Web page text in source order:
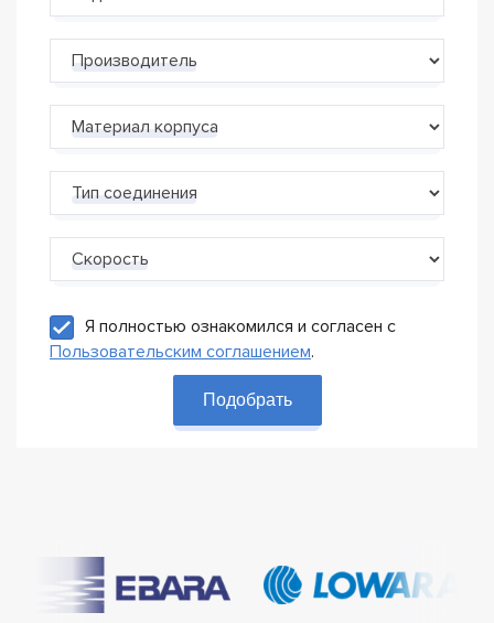
Производитель
Материал корпуса
Тип соединения
Скорость
Я полностью ознакомился и согласен с
Пользовательским соглашением.
Подобрать